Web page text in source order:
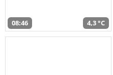
08:46 4,3 °C